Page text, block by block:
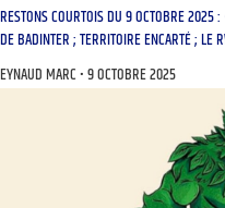
RESTONS COURTOIS DU 9 OCTOBRE 2025
DE BADINTER ; TERRITOIRE ENCARTÉ ; LE
EYNAUD MARC 9 OCTOBRE 2025